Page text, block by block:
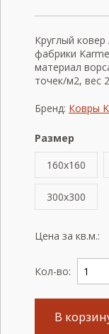
Круглый
фабрики
материал
точек/м2, вес
Бренд: Ковры
Размер
160x160
300x300
Цена за кв.м.:
Кол-во:
В